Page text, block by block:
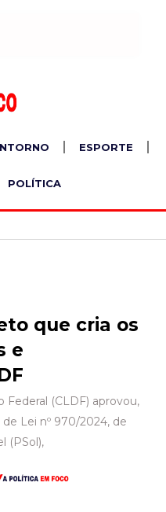
ESPORTE
POLÍTICA
que cria os
e
Federal (CLDF) aprovou,
Lei nº 970/2024, de
(PSol),